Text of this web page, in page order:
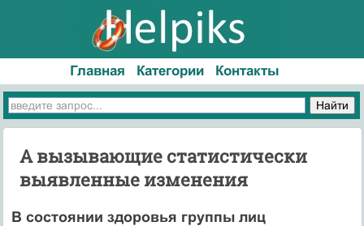
Главная Категории Контакты
А вызывающие статистически
выявленные изменения
В состоянии здоровья группы лиц